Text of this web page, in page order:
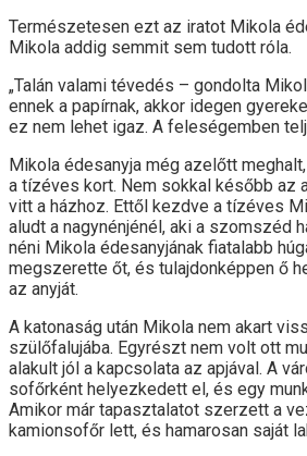
Természetesen ezt az iratot Mikola
Mikola addig semmit sem tudott róla.
„Talán valami tévedés – gondolta
ennek a papírnak, akkor idegen
ez nem lehet igaz. A feleségemben
Mikola édesanyja még azelőtt
a tízéves kort. Nem sokkal később az
vitt a házhoz. Ettől kezdve a tízéves
aludt a nagynénjénél, aki a szomszéd
néni Mikola édesanyjának fiatalabb
megszerette őt, és tulajdonképpen ő
az anyját.
A katonaság után Mikola nem akart
szülőfalujába. Egyrészt nem volt ott
alakult jól a kapcsolata az apjával. A
sofőrként helyezkedett el, és egy
Amikor már tapasztalatot szerzett a
kamionsofőr lett, és hamarosan saját